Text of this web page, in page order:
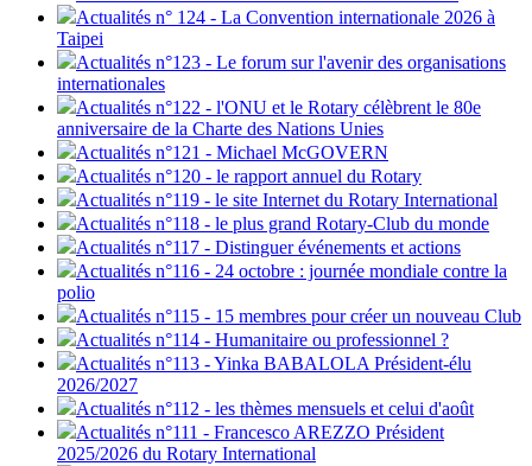
Actualités n° 124 - La Convention internationale 2026 à
Taipei
Actualités n°123 - Le forum sur l'avenir des organisations
internationales
Actualités n°122 - l'ONU et le Rotary célèbrent le 80e
anniversaire de la Charte des Nations Unies
Actualités n°121 - Michael McGOVERN
Actualités n°120 - le rapport annuel du Rotary
Actualités n°119 - le site Internet du Rotary International
Actualités n°118 - le plus grand Rotary-Club du monde
Actualités n°117 - Distinguer événements et actions
Actualités n°116 - 24 octobre : journée mondiale contre la
polio
Actualités n°115 - 15 membres pour créer un nouveau Club
Actualités n°114 - Humanitaire ou professionnel ?
Actualités n°113 - Yinka BABALOLA Président-élu
2026/2027
Actualités n°112 - les thèmes mensuels et celui d'août
Actualités n°111 - Francesco AREZZO Président
2025/2026 du Rotary International